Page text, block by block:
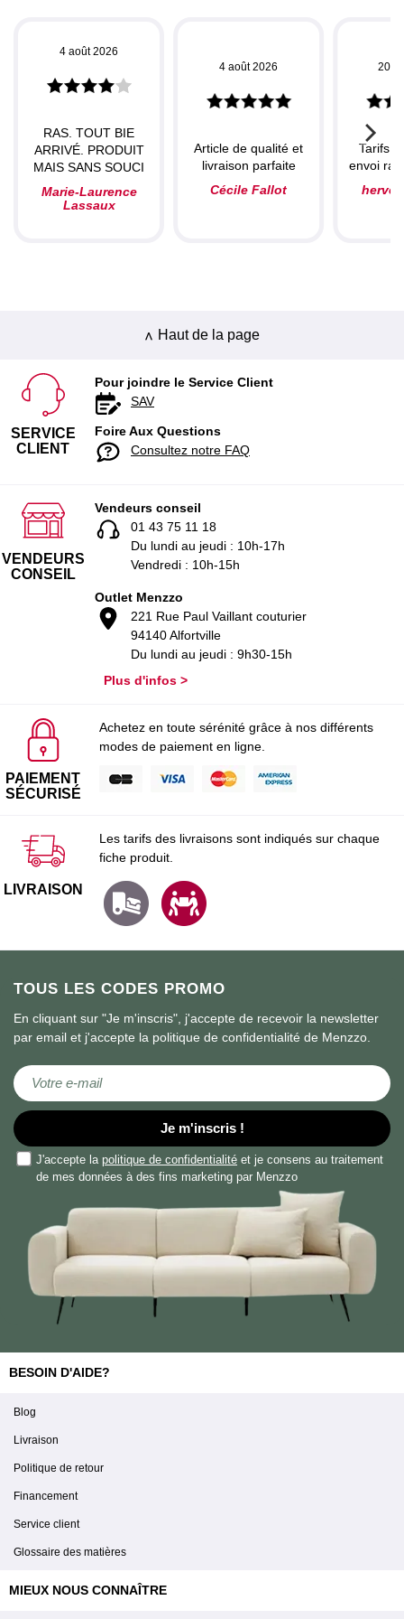
4 août 2026
RAS. TOUT BIE
ARRIVÉ. PRODUIT
MAIS SANS SOUCI
Marie-Laurence
Lassaux
4 août 2026
Article de qualité et
livraison parfaite
Cécile Fallot
20
Tarifs
envoi
herve
Haut de la page
TOUS LES CODES PROMO
En cliquant sur "Je m'inscris", j'accepte de recevoir la newsletter
par email et j'accepte la politique de confidentialité de Menzzo.
Inscription à notre lettre d’information :
Je m'inscris !
J'accepte la politique de confidentialité et je consens au traitement
de mes données à des fins marketing par Menzzo
SERVICE
CLIENT
Pour joindre le Service Client
SAV
Foire Aux Questions
Consultez notre FAQ
VENDEURS
CONSEIL
Vendeurs conseil
01 43 75 11 18
Du lundi au jeudi : 10h-17h
Vendredi : 10h-15h
Outlet Menzzo
221 Rue Paul Vaillant couturier
94140 Alfortville
Du lundi au jeudi : 9h30-15h
Plus d'infos >
PAIEMENT
SÉCURISÉ
Achetez en toute sérénité grâce à nos différents
modes de paiement en ligne.
LIVRAISON
Les tarifs des livraisons sont indiqués sur chaque
fiche produit.
BESOIN D'AIDE?
Blog
Livraison
Politique de retour
Financement
Service client
Glossaire des matières
MIEUX NOUS CONNAÎTRE